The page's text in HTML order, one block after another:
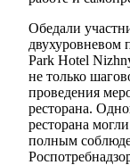
Обедали
двухуровневом
Park Hotel
не только
проведения
ресторана.
ресторана
полным